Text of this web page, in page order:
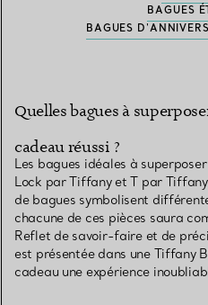
BAGUES
BAGUES
Quelles bagues à
cadeau réussi ?
Les bagues idéales à
Lock par Tiffany et T par
de bagues symbolisent
chacune de ces pièces saura
Reflet de savoir-faire et de
est présentée dans une Tiffany
cadeau une expérience